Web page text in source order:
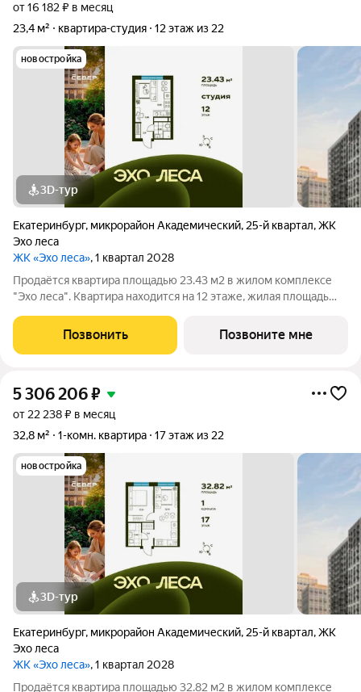
от 16 182 ₽ в месяц
23,4 м²
квартира-студия 12 этаж из 22
новостройка
3D-тур
Екатеринбург, микрорайон Академический, 25-й квартал,ЖК
Эхо леса
ЖК «Эхо леса», 1 квартал 2028
Продаётся квартира площадью 23.43 м2 в жилом комплексе
"Эхо леса". Квартира находится на 12 этаже, жилая площадь
2028 Жилой комплекс "Эхо леса" это: - дом в эко-стиле - двор
с выходом в
Позвонить Позвоните мне
5 306 206₽
от 22 238 ₽ в месяц
32,8 м²
1-комн. квартира 17 этаж из 22
новостройка
3D-тур
Екатеринбург, микрорайон Академический, 25-й квартал,ЖК
Эхо леса
ЖК «Эхо леса», 1 квартал 2028
Продаётся квартира площадью 32.82 м2 в жилом комплексе